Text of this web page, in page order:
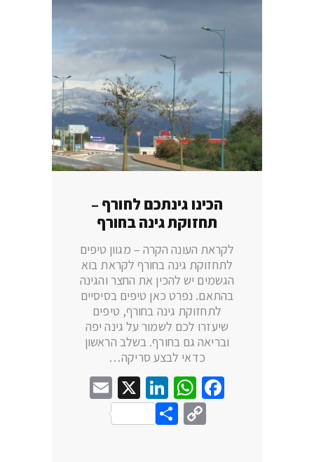
הכינו גינתכם לחורף –
תחזוקת גינה בחורף
לקראת העונה הקרה – מגוון טיפים
לתחזוקת גינה בחורף לקראת בוא
הגשמים יש להכין את החצר והגינה
בהתאם. נפרט כאן טיפים בסיסיים
לתחזוקת גינה בחורף, טיפים
שיעזרו לכם לשמור על גינה יפה
ובריאה גם בחורף. בשלב הראשון
כדאי לבצע סריקה…
Facebook
WhatsApp
LinkedIn
X
Copy
Share